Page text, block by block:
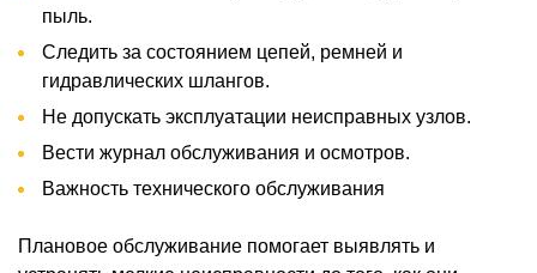
пыль.
Следить за состоянием цепей, ремней и
гидравлических шлангов.
Не допускать эксплуатации неисправных узлов.
Вести журнал обслуживания и осмотров.
Важность технического обслуживания
Плановое обслуживание помогает выявлять и